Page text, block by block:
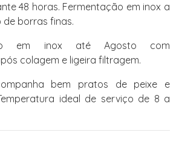
48 horas. Fermentação em inox a
de borras finas.
em inox até Agosto com
colagem e ligeira filtragem.
bem pratos de peixe e
ideal de serviço de 8 a